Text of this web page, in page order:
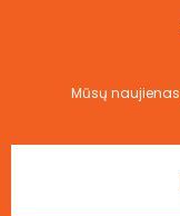
Mūsų